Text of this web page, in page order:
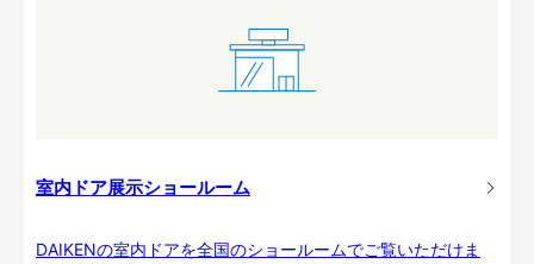
室内ドア展示ショールーム
DAIKENの室内ドアを全国のショールームでご覧いただけま